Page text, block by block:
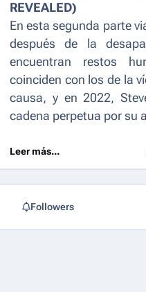
REVEALED)
En esta segunda parte
después de la
encuentran restos
coinciden con los de la
causa, y en 2022,
cadena perpetua por su
Leer más...
Followers